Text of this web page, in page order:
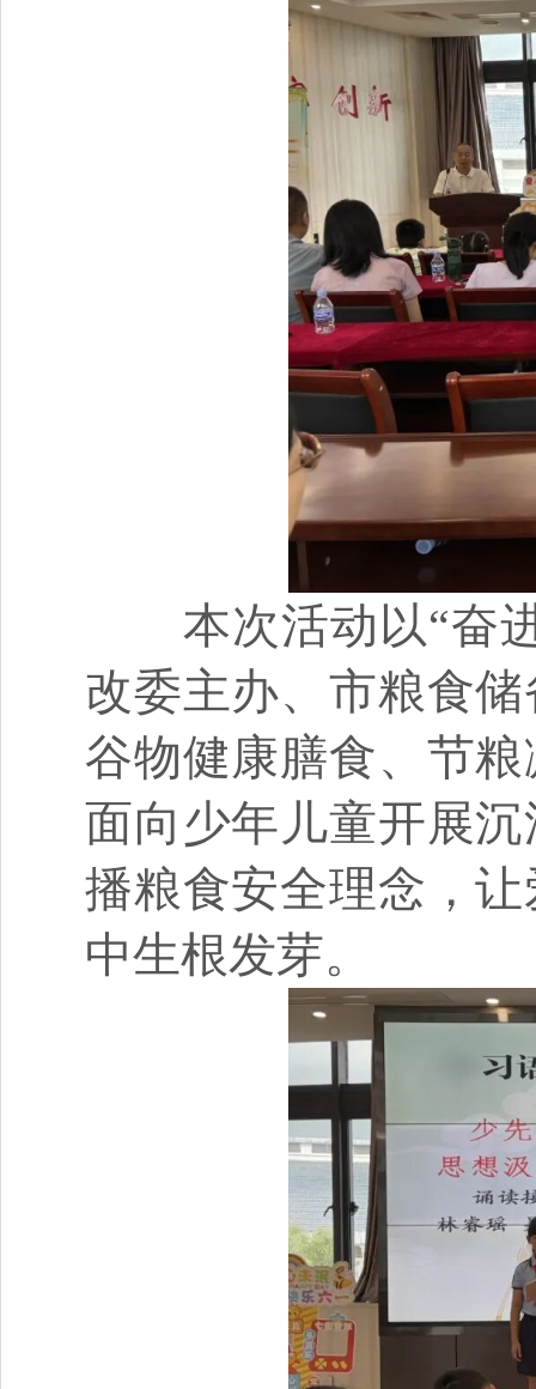
本次活动以“奋进
改委主办、市粮食
谷物健康膳食、节
面向少年儿童开展
播粮食安全理念，
中生根发芽。